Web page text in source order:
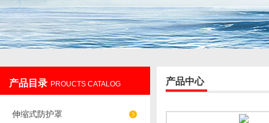
产品目录 PROUCTS CATALOG
伸缩式防护罩
产品中心